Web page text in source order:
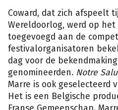
Coward, dat zich afspeelt
Wereldoorlog, werd op
toegevoegd aan de
festivalorganisatoren
dag voor de
genomineerden. Notre
Marre is ook geselecteerd
Het is een Belgische